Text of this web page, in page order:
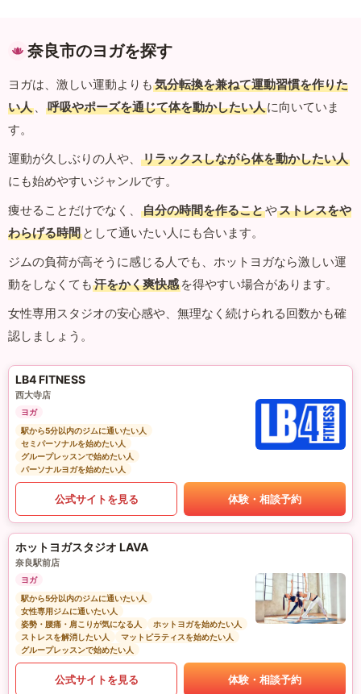
奈良市のヨガを探す
ヨガは、激しい運動よりも 気分転換を兼ねて運動習慣を作りた
い人 、 呼吸やポーズを通じて体を動かしたい人に向いていま
す。
運動が久しぶりの人や、
リラックスしながら体を動かしたい人
にも始めやすいジャンルです。
痩せることだけでなく、
自分の時間を作ることやストレスをや
わらげる時間 として通いたい人にも合います。
ジムの負荷が高そうに感じる人でも、ホットヨガなら激しい運
動をしなくても 汗をかく爽快感 を得やすい場合があります。
女性専用スタジオの安心感や、無理なく続けられる回数かも確
認しましょう。
LB4 FITNESS
西大寺店
ヨガ
駅から5分以内のジムに通いたい人
セミパーソナルを始めたい人
グループレッスンで始めたい人
パーソナルヨガを始めたい人
公式サイトを見る 体験・相談予約
ホットヨガスタジオ LAVA
奈良駅前店
ヨガ
駅から5分以内のジムに通いたい人
女性専用ジムに通いたい人
姿勢・腰痛・肩こりが気になる人
ホットヨガを始めたい人
ストレスを解消したい人
マットピラティスを始めたい人
グループレッスンで始めたい人
公式サイトを見る 体験・相談予約